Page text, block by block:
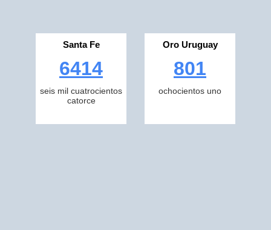
Santa Fe
6414
seis mil cuatrocientos
catorce
Oro Uruguay
801
ochocientos uno